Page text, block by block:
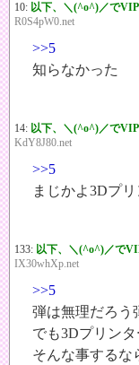
10: 以下、＼(^o^)／で
R0S4pW0.net
>>5
知らなかった
14: 以下、＼(^o^)／で
KdY8J80.net
>>5
まじかよ3Dプ
133: 以下、＼(^o^)／で
IX30whXp.net
>>5
弾は無理だろう
でも3Dプリン
そんな事するな